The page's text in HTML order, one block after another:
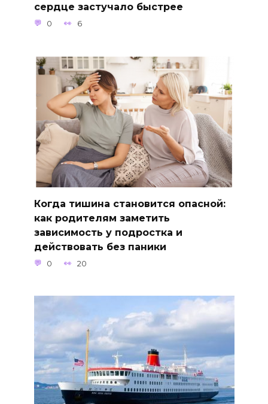
сердце застучало быстрее
0 6
Когда тишина становится опасной:
как родителям заметить
зависимость у подростка и
действовать без паники
0 20